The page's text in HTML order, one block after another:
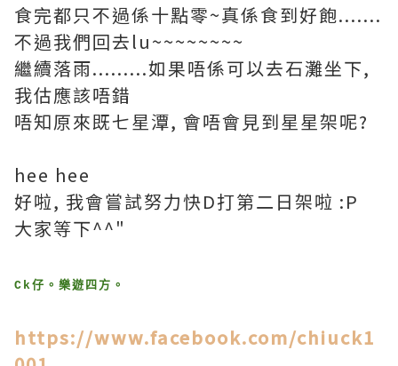
食完都只不過係十點零~真係食到好飽.......
不過我們回去lu~~~~~~~~
繼續落雨.........如果唔係可以去石灘坐下,
我估應該唔錯
唔知原來既七星潭, 會唔會見到星星架呢?
hee hee
好啦, 我會嘗試努力快D打第二日架啦 :P
大家等下^^"
Ck仔。樂遊四方。
https://www.facebook.com/chiuck1